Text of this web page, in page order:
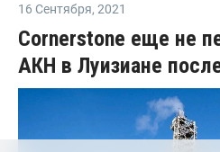
16 Сентября, 2021
Cornerstone еще не
АКН в Луизиане